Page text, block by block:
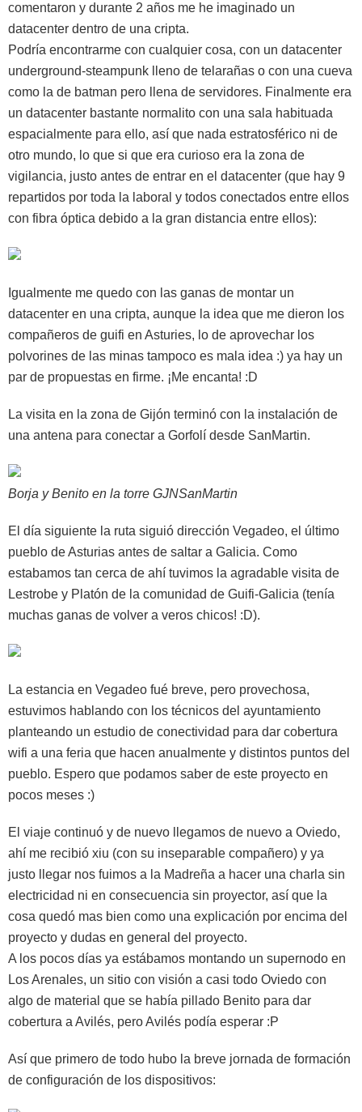
comentaron y durante 2 años me he imaginado un
datacenter dentro de una cripta.
Podría encontrarme con cualquier cosa, con un datacenter
underground-steampunk lleno de telarañas o con una cueva
como la de batman pero llena de servidores. Finalmente era
un datacenter bastante normalito con una sala habituada
espacialmente para ello, así que nada estratosférico ni de
otro mundo, lo que si que era curioso era la zona de
vigilancia, justo antes de entrar en el datacenter (que hay 9
repartidos por toda la laboral y todos conectados entre ellos
con fibra óptica debido a la gran distancia entre ellos):
Igualmente me quedo con las ganas de montar un
datacenter en una cripta, aunque la idea que me dieron los
compañeros de guifi en Asturies, lo de aprovechar los
polvorines de las minas tampoco es mala idea :) ya hay un
par de propuestas en firme. ¡Me encanta! :D
La visita en la zona de Gijón terminó con la instalación de
una antena para conectar a Gorfolí desde SanMartin.
Borja y Benito en la torre GJNSanMartin
El día siguiente la ruta siguió dirección Vegadeo, el último
pueblo de Asturias antes de saltar a Galicia. Como
estabamos tan cerca de ahí tuvimos la agradable visita de
Lestrobe y Platón de la comunidad de Guifi-Galicia (tenía
muchas ganas de volver a veros chicos! :D).
La estancia en Vegadeo fué breve, pero provechosa,
estuvimos hablando con los técnicos del ayuntamiento
planteando un estudio de conectividad para dar cobertura
wifi a una feria que hacen anualmente y distintos puntos del
pueblo. Espero que podamos saber de este proyecto en
pocos meses :)
El viaje continuó y de nuevo llegamos de nuevo a Oviedo,
ahí me recibió xiu (con su inseparable compañero) y ya
justo llegar nos fuimos a la Madreña a hacer una charla sin
electricidad ni en consecuencia sin proyector, así que la
cosa quedó mas bien como una explicación por encima del
proyecto y dudas en general del proyecto.
A los pocos días ya estábamos montando un supernodo en
Los Arenales, un sitio con visión a casi todo Oviedo con
algo de material que se había pillado Benito para dar
cobertura a Avilés, pero Avilés podía esperar :P
Así que primero de todo hubo la breve jornada de formación
de configuración de los dispositivos: